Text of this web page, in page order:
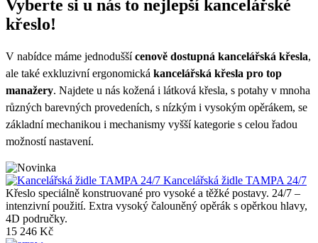
Vyberte si u nás to nejlepší kancelářské
křeslo!
V nabídce máme jednoduššícenově dostupná kancelářská křesla,
ale také exkluzivní ergonomická kancelářská křesla pro top
manažery. Najdete u nás kožená i látková křesla, s potahy v mnoha
různých barevných provedeních, s nízkým i vysokým opěrákem, se
základní mechanikou i mechanismy vyšší kategorie s celou řadou
možností nastavení.
Kancelářská židle TAMPA 24/7
Křeslo speciálně konstruované pro vysoké a těžké postavy. 24/7 –
intenzivní použití. Extra vysoký čalouněný opěrák s opěrkou hlavy,
4D područky.
15 246 Kč